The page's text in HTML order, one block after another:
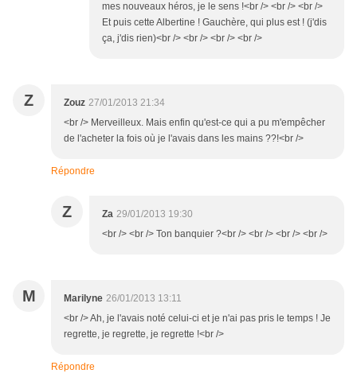
mes nouveaux héros, je le sens !<br /> <br /> <br />
Et puis cette Albertine ! Gauchère, qui plus est ! (j'dis
ça, j'dis rien)<br /> <br /> <br /> <br />
Z Zouz 27/01/2013 21:34
<br /> Merveilleux. Mais enfin qu'est-ce qui a pu m'empêcher
de l'acheter la fois où je l'avais dans les mains ??!<br />
Répondre
Z Za 29/01/2013 19:30
<br /> <br /> Ton banquier ?<br /> <br /> <br /> <br />
M Marilyne 26/01/2013 13:11
<br /> Ah, je l'avais noté celui-ci et je n'ai pas pris le temps ! Je
regrette, je regrette, je regrette !<br />
Répondre